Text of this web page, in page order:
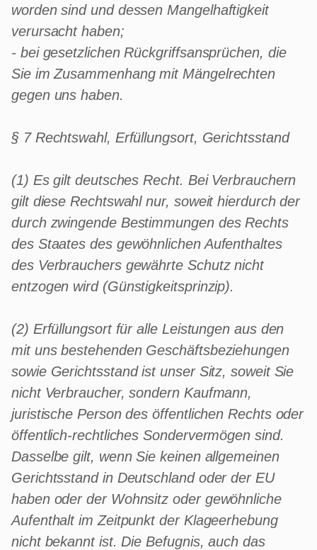
worden sind und dessen Mangelhaftigkeit
verursacht haben;
- bei gesetzlichen Rückgriffsansprüchen, die
Sie im Zusammenhang mit Mängelrechten
gegen uns haben.
§ 7 Rechtswahl, Erfüllungsort, Gerichtsstand
(1) Es gilt deutsches Recht. Bei Verbrauchern
gilt diese Rechtswahl nur, soweit hierdurch der
durch zwingende Bestimmungen des Rechts
des Staates des gewöhnlichen Aufenthaltes
des Verbrauchers gewährte Schutz nicht
entzogen wird (Günstigkeitsprinzip).
(2) Erfüllungsort für alle Leistungen aus den
mit uns bestehenden Geschäftsbeziehungen
sowie Gerichtsstand ist unser Sitz, soweit Sie
nicht Verbraucher, sondern Kaufmann,
juristische Person des öffentlichen Rechts oder
öffentlich-rechtliches Sondervermögen sind.
Dasselbe gilt, wenn Sie keinen allgemeinen
Gerichtsstand in Deutschland oder der EU
haben oder der Wohnsitz oder gewöhnliche
Aufenthalt im Zeitpunkt der Klageerhebung
nicht bekannt ist. Die Befugnis, auch das